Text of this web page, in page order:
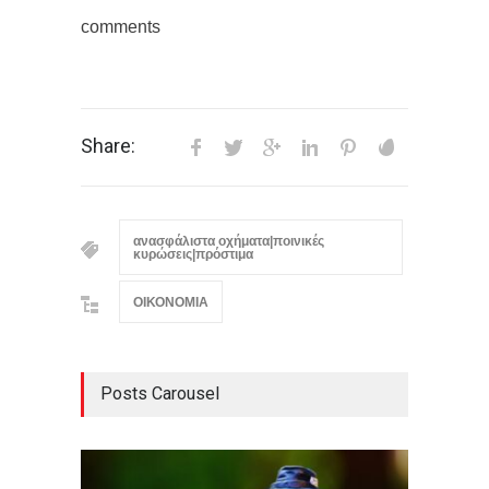
comments
Share:
ανασφάλιστα οχήματα|ποινικές
κυρώσεις|πρόστιμα
ΟΙΚΟΝΟΜΙΑ
Posts Carousel